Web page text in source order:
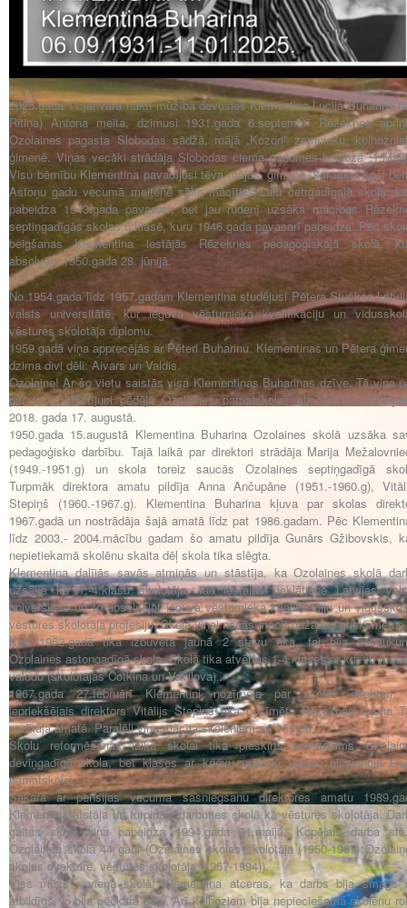
2025.gada 11.janvāra naktī mūžībā devusies Klementina-Lucija Buharina
Ritiņa) Antona meita, dzimusi 1931.gada 6.septembrī Rēzeknes
Ozolaines pagasta Slobodas sādžā, mājā „Kozori” zemnieku,
ģimenē. Viņas vecāki strādāja Slobodas ciema padomes kolhozā
Visu bērnību Klementina pavadījusi tēva mājās, ģimenē, kur auga seši
Astoņu gadu vecumā meitene sāka mācīties Laļu četrgadīgajā skolā,
pabeidza 1943.gada pavasarī, bet jau rudenī uzsāka mācības
septiņgadīgās skolas 5.klasē, kuru 1946.gada pavasarī pabeidza. Pēc
beigšanas Klementina iestājās Rēzeknes pedagoģiskajā skolā,
absolvēja 1950.gada 28. jūnijā.
No 1954.gada līdz 1957.gadam Klementina studējusi Pētera Stučkas
valsts universitātē, kur ieguva vēsturnieka kvalifikāciju un
vēstures skolotāja diplomu.
1959.gadā viņa apprecējās ar Pēteri Buharinu. Klementinas un Pētera
dzima divi dēli: Aivars un Valdis.
Ozolaine! Ar šo vietu saistās visa Klementinas Buharinas dzīve. Tā viņa
par to ir stāstījusi pēdējā Ozolaines pamatskolas absolventu
2018. gada 17. augustā.
1950.gada 15.augustā Klementina Buharina Ozolaines skolā uzsāka
pedagoģisko darbību. Tajā laikā par direktori strādāja Marija
(1949.-1951.g) un skola toreiz saucās Ozolaines septiņgadīgā
Turpmāk direktora amatu pildīja Anna Ančupāne (1951.-1960.g),
Stepiņš (1960.-1967.g). Klementina Buharina kļuva par skolas
1967.gadā un nostrādāja šajā amatā līdz pat 1986.gadam. Pēc
līdz 2003.- 2004.mācību gadam šo amatu pildīja Gunārs Gžibovskis,
nepietiekamā skolēnu skaita dēļ skola tika slēgta.
Klementina dalījās savās atmiņās un stāstīja, ka Ozolaines skolā
uzsāka kā 1.-4.klašu skolotāja, tad iestājās neklātienē Latvijas
universitātē un to absolvējot ieguva vēsturnieka kvalifikāciju un
vēstures skolotāja profesiju. Skolā viņai nācās mācīt dažādus priekšmetus.
Kad 1962.gadā tika izbūvēta jaunā 2 stāvu ēka, tai bija
Ozolaines astoņgadīgā skola. Skolā tika atvērtas 1-4.klases ar krievu
valodu (skolotājas Čotkina un Vavilova).
1967.gada 27.februārī Klementini nozīmēja par skolas direktori,
iepriekšējais direktors Vitālijs Stepiņš tika nozīmēts Rēzeknes rajona
vadītāja amatā. Paralēli viņa mācīja skolēniem arī vēsturi.
Skolu reformēšanas laikā skolai tika piešķirts nosaukums
deviņgadīgā skola, bet klases ar krievu mācību valodu pievienoja
pamatskolai.
Sakarā ar pensijas vecuma sasniegšanu direktores amatu
Klementina atstāja un turpināja darboties skolā kā vēstures skolotāja.
gaitas skolā viņa pabeidza 1994.gada 31.maijā. Kopējais darba
Ozolaines skolā 44 gadi (Ozolaines skolas skolotāja (1950-1967)
skolas direktore, vēstures skolotāja (1967-1994)).
Viss mūžs - vienā skolā! Klementina atceras, ka darbs bija smags
atbildīgs, jo bija pēckara gadi. Arī kolhoziem bija nepieciešama skolēnu